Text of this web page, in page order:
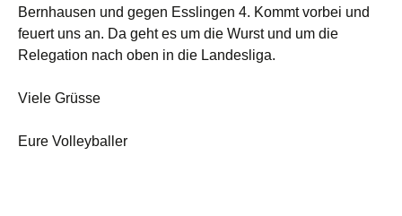
Bernhausen und gegen Esslingen 4. Kommt vorbei und
feuert uns an. Da geht es um die Wurst und um die
Relegation nach oben in die Landesliga.
Viele Grüsse
Eure Volleyballer